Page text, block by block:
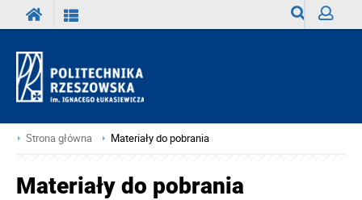
Strona główna Materiały do pobrania
Materiały do pobrania